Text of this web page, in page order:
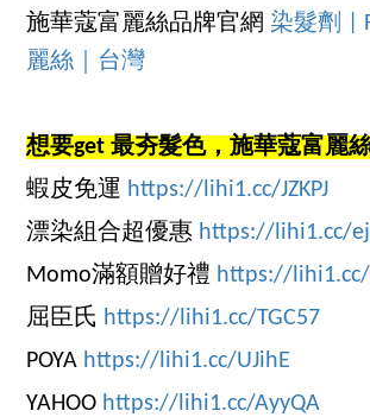
施華蔻富麗絲品牌官網染髮劑 |
麗絲｜台灣
想要get 最夯髮色，施華蔻富麗
蝦皮免運 https://lihi1.cc/JZKPJ
漂染組合超優惠 https://lihi1.cc/
Momo滿額贈好禮 https://lihi1.cc/
屈臣氏 https://lihi1.cc/TGC57
POYA https://lihi1.cc/UJihE
YAHOO https://lihi1.cc/AyyQA